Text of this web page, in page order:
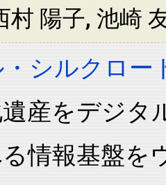
村 陽子, 池崎
シルクロー
産をデジタ
情報基盤を